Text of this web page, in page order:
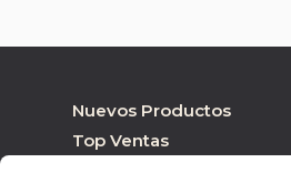
Nuevos Productos
Top Ventas